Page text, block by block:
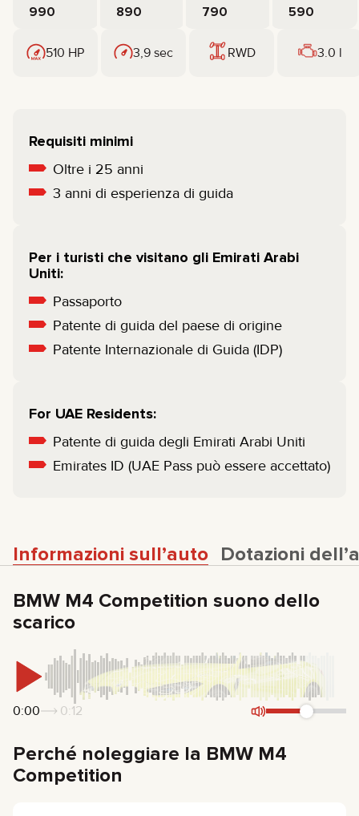
990 890 790 590
510 HP 3,9 sec RWD 3.0 l
Requisiti minimi
Oltre i 25 anni
3 anni di esperienza di guida
Per i turisti che visitano gli Emirati Arabi
Uniti:
Passaporto
Patente di guida del paese di origine
Patente Internazionale di Guida (IDP)
For UAE Residents:
Patente di guida degli Emirati Arabi Uniti
Emirates ID (UAE Pass può essere accettato)
Informazioni sull’auto Dotazioni
BMW M4 Competition suono dello
scarico
0:00 0:12
Perché noleggiare la BMW M4
Competition